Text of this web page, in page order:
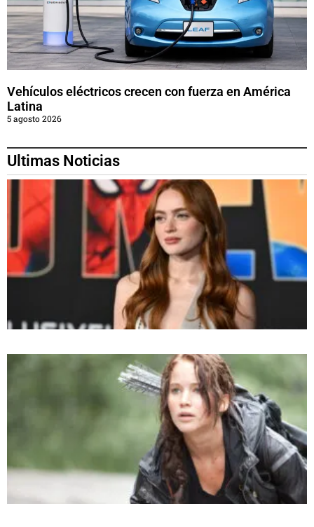
Vehículos eléctricos crecen con fuerza en América
Latina
5 agosto 2026
Ultimas Noticias